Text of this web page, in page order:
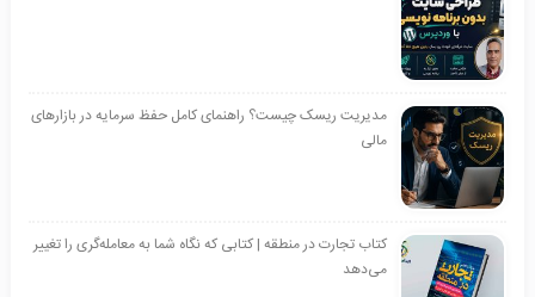
مدیریت ریسک چیست؟ راهنمای کامل حفظ سرمایه در بازارهای
مالی
کتاب تجارت در منطقه | کتابی که نگاه شما به معامله‌گری را تغییر
می‌دهد